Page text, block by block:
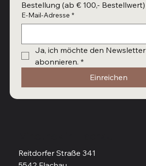
Reitdorfer Straße 341
Bestellung (ab € 100,- Bestellwert)
E-Mail-Adresse *
Ja, ich möchte den Newsletter
abonnieren. *
Einreichen